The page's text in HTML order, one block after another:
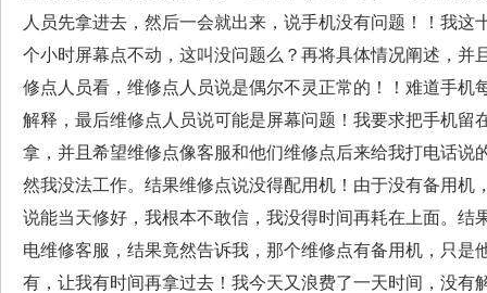
人员先拿进去，然后一会就出来，说手机没有问题！！我这
个小时屏幕点不动，这叫没问题么？再将具体情况阐述，并
修点人员看，维修点人员说是偶尔不灵正常的！！难道手机
解释，最后维修点人员说可能是屏幕问题！我要求把手机留
拿，并且希望维修点像客服和他们维修点后来给我打电话说
然我没法工作。结果维修点说没得配用机！由于没有备用机
说能当天修好，我根本不敢信，我没得时间再耗在上面。结
电维修客服，结果竟然告诉我，那个维修点有备用机，只是
有，让我有时间再拿过去！我今天又浪费了一天时间，没有